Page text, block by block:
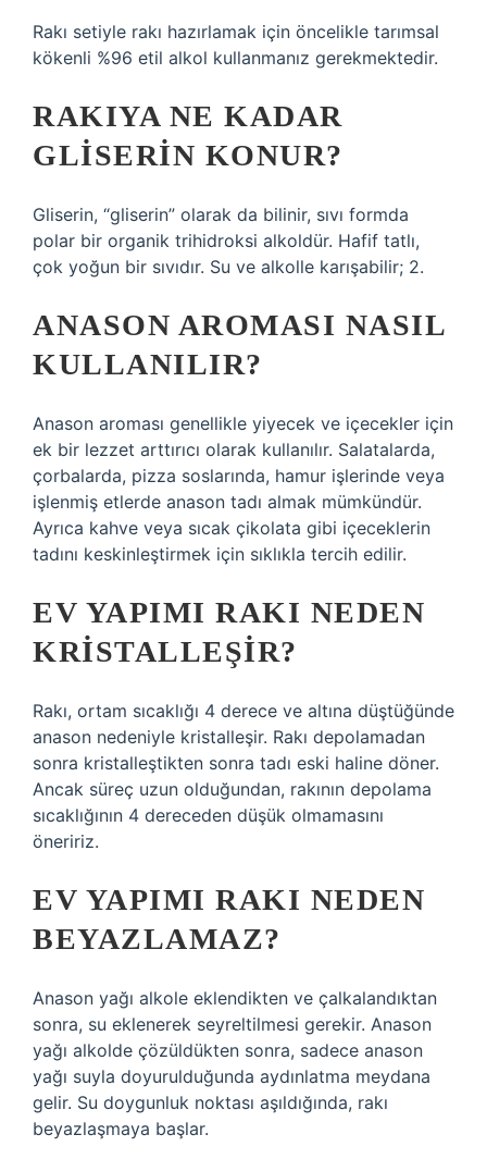
Rakı setiyle rakı hazırlamak için öncelikle tarımsal
kökenli %96 etil alkol kullanmanız gerekmektedir.
RAKIYA NE KADAR
GLISERIN KONUR?
Gliserin, “gliserin” olarak da bilinir, sıvı formda
polar bir organik trihidroksi alkoldür. Hafif tatlı,
çok yoğun bir sıvıdır. Su ve alkolle karışabilir; 2.
ANASON AROMASI NASIL
KULLANILIR?
Anason aroması genellikle yiyecek ve içecekler için
ek bir lezzet arttırıcı olarak kullanılır. Salatalarda,
çorbalarda, pizza soslarında, hamur işlerinde veya
işlenmiş etlerde anason tadı almak mümkündür.
Ayrıca kahve veya sıcak çikolata gibi içeceklerin
tadını keskinleştirmek için sıklıkla tercih edilir.
EV YAPIMI RAKI NEDEN
KRISTALLEŞIR?
Rakı, ortam sıcaklığı 4 derece ve altına düştüğünde
anason nedeniyle kristalleşir. Rakı depolamadan
sonra kristalleştikten sonra tadı eski haline döner.
Ancak süreç uzun olduğundan, rakının depolama
sıcaklığının 4 dereceden düşük olmamasını
öneririz.
EV YAPIMI RAKI NEDEN
BEYAZLAMAZ?
Anason yağı alkole eklendikten ve çalkalandıktan
sonra, su eklenerek seyreltilmesi gerekir. Anason
yağı alkolde çözüldükten sonra, sadece anason
yağı suyla doyurulduğunda aydınlatma meydana
gelir. Su doygunluk noktası aşıldığında, rakı
beyazlaşmaya başlar.